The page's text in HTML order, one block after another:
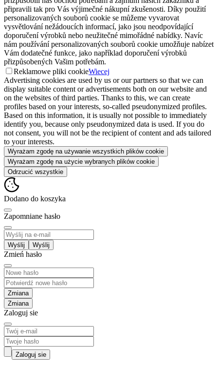
připravili tak pro Vás výjimečné nákupní zkušenosti. Díky použití
personalizovaných souborů cookie se můžeme vyvarovat
vysvětlování nežádoucích informací, jako jsou neodpovídající
doporučení výrobků nebo neužitečné mimořádné nabídky. Navíc
nám používání personalizovaných souborů cookie umožňuje nabízet
Vám dodatečné funkce, jako například doporučení výrobků
přizpůsobených Vašim potřebám.
Reklamowe pliki cookieWiecej
Advertising cookies are used by us or our partners so that we can
display suitable content or advertisements both on our website and
on the websites of third parties. Thanks to this, we can create
profiles based on your interests, so-called pseudonymized profiles.
Based on this information, it is usually not possible to immediately
identify you, because only pseudonymized data is used. If you do
not consent, you will not be the recipient of content and ads tailored
to your interests.
Wyrażam zgodę na używanie wszystkich plików cookie
Wyrażam zgodę na użycie wybranych plików cookie
Odrzucić wszystkie
Dodano do koszyka
Zapomniane hasło
Wyślij
Zmień hasło
Zmiana
Zaloguj sie
Zaloguj sie